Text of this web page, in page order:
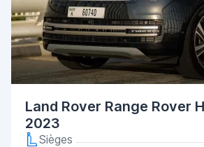
Land Rover Range Rover
2023
Sièges